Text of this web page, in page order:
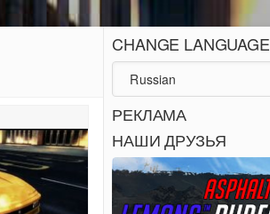
CHANGE LANGUAGE
РЕКЛАМА
НАШИ ДРУЗЬЯ